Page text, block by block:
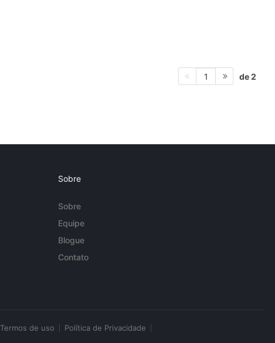
1 de 2
Sobre
Sobre
Equipe
Blogue
Contato
Termos de uso Política de Privacidade